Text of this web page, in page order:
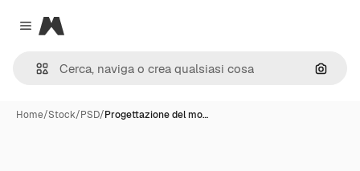
Close menu
Magnific
Cerca
Home/Stock/PSD/Progettazione del mo…